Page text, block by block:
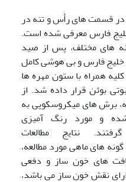
در قسمت های رأس و تنه در
خلیج فارس معرفی شده است.
های مختلف، پس از صید
خلیج فارس و بی هوشی کامل
همراه با ستون مهره ها
بوئن قرار داده شد. از
برش های میکروسکوپی به
شده و مورد رنگ آمیزی
نتایج مطالعات
های ماهی مورد مطالعه،
های خون ساز و دفعی
نقش خون ساز می باشد،